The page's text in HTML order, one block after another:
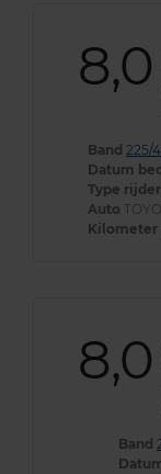
8,0
Band 225/
Datum
Type rijder
Auto
Kilometer
8,0
Band